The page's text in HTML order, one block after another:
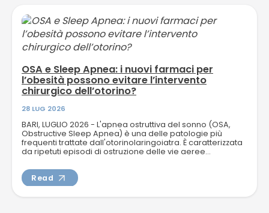
OSA e Sleep Apnea: i nuovi farmaci per
l’obesità possono evitare l’intervento
chirurgico dell’otorino?
28 LUG 2026
BARI, LUGLIO 2026 - L'apnea ostruttiva del sonno (OSA,
Obstructive Sleep Apnea) è una delle patologie più
frequenti trattate dall'otorinolaringoiatra. È caratterizzata
da ripetuti episodi di ostruzione delle vie aeree...
Read